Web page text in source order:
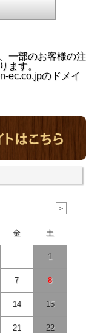
一部のお客様の注
ます。
ec.co.jpの ドメイ
金 土
1
7 8
14 15
21 22